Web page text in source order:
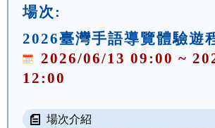
場次:
2026臺灣手語導覽體驗遊
2026/06/13 09:00 ~
12:00
場次介紹